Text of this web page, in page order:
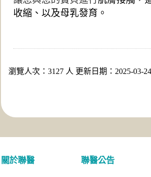
收縮、以及母乳發育。
瀏覽人次：3127 人 更新日期：2025-03-24
關於聯醫 聯醫公告